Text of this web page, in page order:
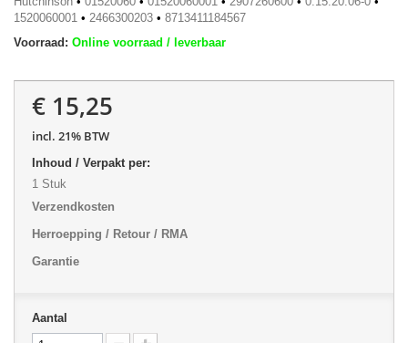
1520060001 • 2466300203 • 8713411184567
Voorraad: Online voorraad / leverbaar
€ 15,25
incl. 21% BTW
Inhoud / Verpakt per:
1 Stuk
Verzendkosten
Herroepping / Retour / RMA
Garantie
Aantal